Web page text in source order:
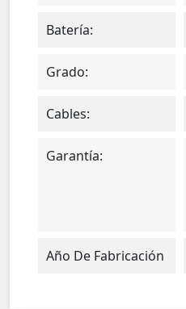
Batería:
Grado:
Cables:
Garantía:
Año De Fabricación